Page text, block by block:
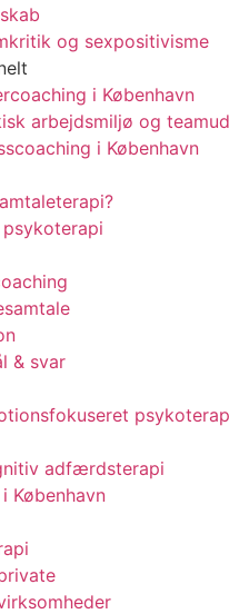
og sexpositivisme
i København
arbejdsmiljø og
i København
& svar
adfærdsterapi
København